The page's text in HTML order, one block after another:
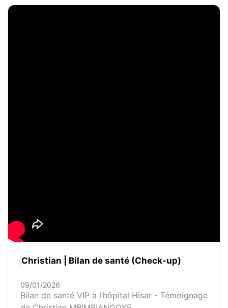
Christian | Bilan de santé (Check-up)
09/01/2026
Bilan de santé VIP à l’hôpital Hisar - Témoignage